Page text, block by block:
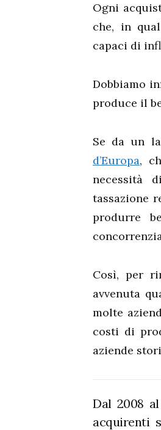
Ogni
che, in
capaci di
Dobbiamo
produce il
Se da un
d’Europa,
necessità
tassazione
produrre
Così, per
avvenuta
molte
costi di
aziende
Dal 2008
acquirenti